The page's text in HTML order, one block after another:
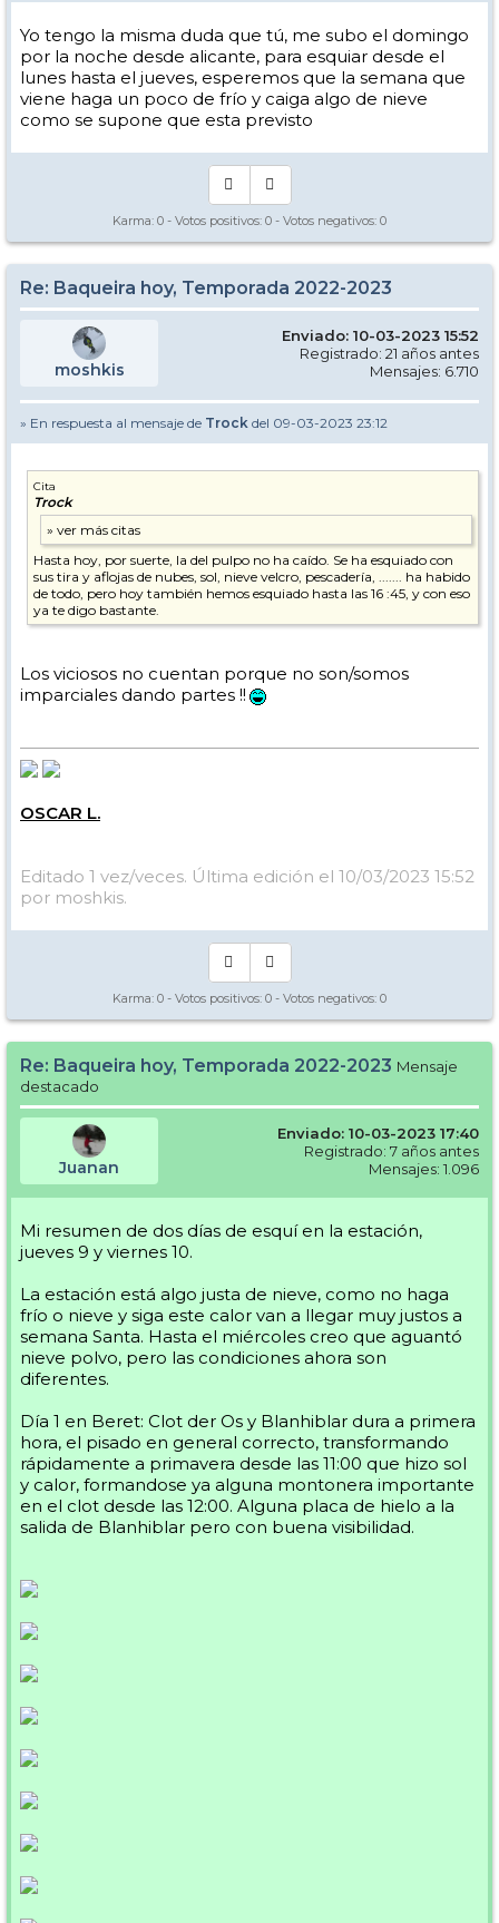
Yo tengo la misma duda que tú, me subo el domingo
por la noche desde alicante, para esquiar desde el
lunes hasta el jueves, esperemos que la semana que
viene haga un poco de frío y caiga algo de nieve
como se supone que esta previsto
Karma: 0 - Votos positivos: 0 - Votos negativos: 0
Re: Baqueira hoy, Temporada 2022-2023
moshkis
Enviado: 10-03-2023 15:52
Registrado: 21 años antes
Mensajes: 6.710
» En respuesta al mensaje de Trock del 09-03-2023 23:12
Cita
Trock
Hasta hoy, por suerte, la del pulpo no ha caído. Se ha esquiado con
sus tira y aflojas de nubes, sol, nieve velcro, pescadería, ....... ha habido
de todo, pero hoy también hemos esquiado hasta las 16 :45, y con eso
ya te digo bastante.
Los viciosos no cuentan porque no son/somos
imparciales dando partes !!
OSCAR L.
Editado 1 vez/veces. Última edición el 10/03/2023 15:52
por moshkis.
Karma: 0 - Votos positivos: 0 - Votos negativos: 0
Re: Baqueira hoy, Temporada 2022-2023 Mensaje
destacado
Juanan
Enviado: 10-03-2023 17:40
Registrado: 7 años antes
Mensajes: 1.096
Mi resumen de dos días de esquí en la estación,
jueves 9 y viernes 10.
La estación está algo justa de nieve, como no haga
frío o nieve y siga este calor van a llegar muy justos a
semana Santa. Hasta el miércoles creo que aguantó
nieve polvo, pero las condiciones ahora son
diferentes.
Día 1 en Beret: Clot der Os y Blanhiblar dura a primera
hora, el pisado en general correcto, transformando
rápidamente a primavera desde las 11:00 que hizo sol
y calor, formandose ya alguna montonera importante
en el clot desde las 12:00. Alguna placa de hielo a la
salida de Blanhiblar pero con buena visibilidad.